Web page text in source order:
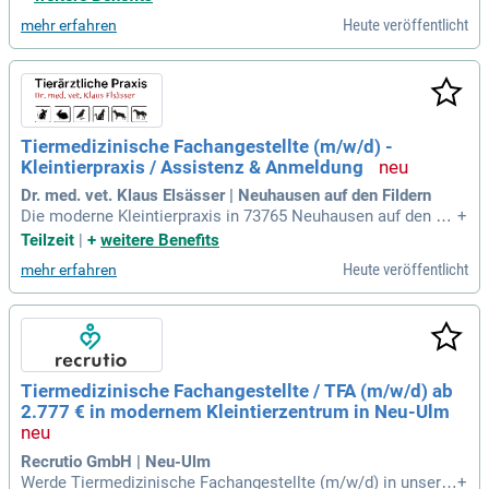
mehr erfahren Heute veröffentlicht
Tiermedizinische Fachangestellte (m/w/d) -
Kleintierpraxis / Assistenz & Anmeldung
Dr. med. vet. Klaus Elsässer | Neuhausen auf den Fildern
Die moderne Kleintierpraxis in 73765 Neuhausen auf den Fil
dern bei Stuttgart sucht eine Tiermedizinische Fachangestel
kleinen Team legen wir großen Wert auf die bestmögliche B
etreuung unserer tierischen Patienten und ihrer Besitzer. Sie
lieben es, mit Tieren zu arbeiten und suchen eine abwechslu
ngsreiche Tätigkeit? Dann sind Sie bei uns genau richtig! Wi
r bieten eine familiäre Atmosphäre und freuen uns auf Ihre B
ewerbung. Besuchen Sie die Original Stellenanzeige auf Ste
p Stone.de unter bit.ly/4w2X7RC. Seien Sie Teil unseres Tea
ms und unterstützen Sie uns in der Tiermedizin!
+
Teilzeit
+ weitere Benefits
mehr erfahren Heute veröffentlicht
Tiermedizinische Fachangestellte / TFA (m/w/d) ab
2.777 € in modernem Kleintierzentrum in Neu-Ulm
Recrutio GmbH | Neu-Ulm
Werde Tiermedizinische Fachangestellte (m/w/d) in unsere +